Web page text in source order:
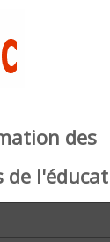
des
de